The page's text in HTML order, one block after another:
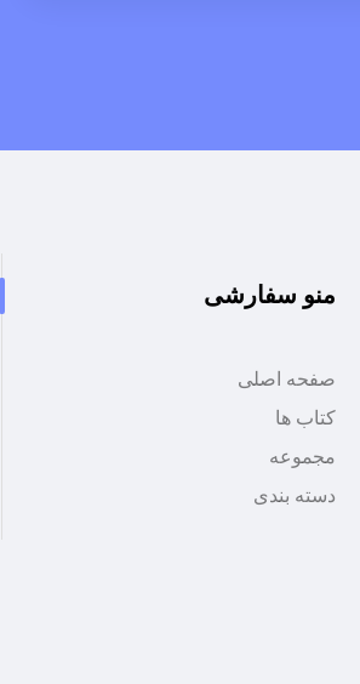
منو سفارشی
صفحه اصلی
کتاب ها
مجموعه
دسته بندی